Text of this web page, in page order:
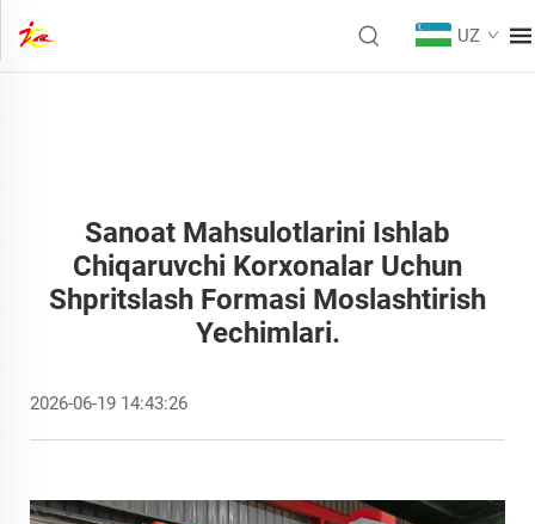
UZ
Sanoat Mahsulotlarini Ishlab
Chiqaruvchi Korxonalar Uchun
Shpritslash Formasi Moslashtirish
Yechimlari.
2026-06-19 14:43:26